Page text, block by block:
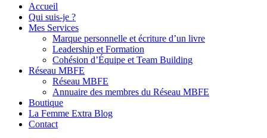
Accueil
Qui suis-je ?
Mes Services
Marque personnelle et écriture d’un livre
Leadership et Formation
Cohésion d’Équipe et Team Building
Réseau MBFE
Réseau MBFE
Annuaire des membres du Réseau MBFE
Boutique
La Femme Extra Blog
Contact